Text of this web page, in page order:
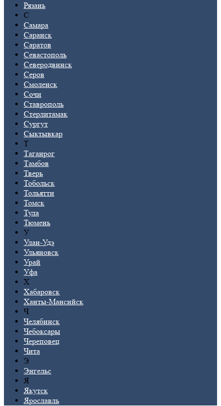
Рязань
С
Самара
Саранск
Саратов
Севастополь
Северодвинск
Серов
Смоленск
Сочи
Ставрополь
Стерлитамак
Сургут
Сыктывкар
Т
Таганрог
Тамбов
Тверь
Тобольск
Тольятти
Томск
Тула
Тюмень
У
Улан-Удэ
Ульяновск
Урай
Уфа
Х
Хабаровск
Ханты-Мансийск
Ч
Челябинск
Чебоксары
Череповец
Чита
Э
Энгельс
Я
Якутск
Ярославль